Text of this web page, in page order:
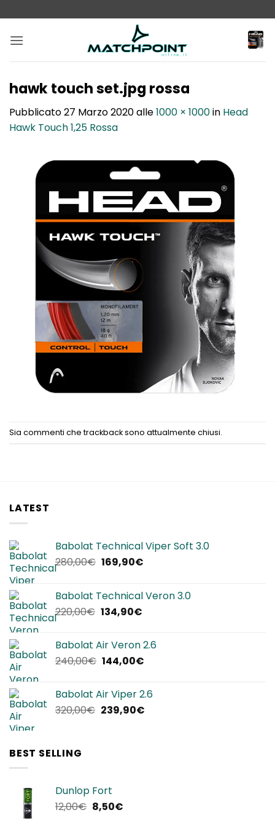
ai
contenuti
hawk touch set.jpg rossa
Pubblicato27 Marzo 2020alle1000 × 1000in Head
Hawk Touch 1,25 Rossa
Sia commenti che trackback sono attualmente chiusi.
LATEST
Babolat Technical Viper Soft 3.0
280,00€ Il
era:
280,00€.
169,90€Il
è:
Babolat Technical Veron 3.0
220,00€ Il
era:
220,00€.
134,90€Il
è:
134,90€.
Babolat Air Veron 2.6
240,00€ Il
era:
240,00€.
144,00€Il
è:
144,00€.
Babolat Air Viper 2.6
320,00€ Il
239,90€Il
BEST SELLING
Dunlop Fort
12,00€ Il
8,50€Il